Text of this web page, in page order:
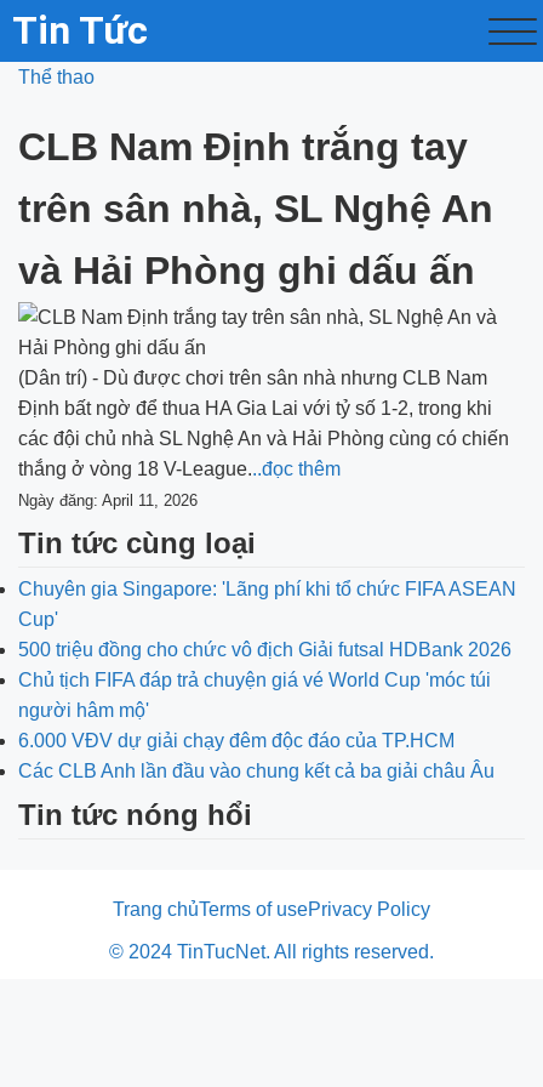
Tin Tức
Thể thao
CLB Nam Định trắng tay
trên sân nhà, SL Nghệ An
và Hải Phòng ghi dấu ấn
(Dân trí) - Dù được chơi trên sân nhà nhưng CLB Nam
Định bất ngờ để thua HA Gia Lai với tỷ số 1-2, trong khi
các đội chủ nhà SL Nghệ An và Hải Phòng cùng có chiến
thắng ở vòng 18 V-League...đọc thêm
Ngày đăng: April 11, 2026
Tin tức cùng loại
Chuyên gia Singapore: 'Lãng phí khi tổ chức FIFA ASEAN
Cup'
500 triệu đồng cho chức vô địch Giải futsal HDBank 2026
Chủ tịch FIFA đáp trả chuyện giá vé World Cup 'móc túi
người hâm mộ'
6.000 VĐV dự giải chạy đêm độc đáo của TP.HCM
Các CLB Anh lần đầu vào chung kết cả ba giải châu Âu
Tin tức nóng hổi
Trang chủTerms of usePrivacy Policy
© 2024 TinTucNet. All rights reserved.